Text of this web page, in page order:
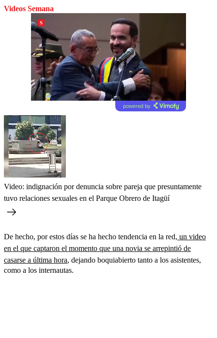
Videos Semana
powered by
Video: indignación por denuncia sobre pareja que presuntamente
tuvo relaciones sexuales en el Parque Obrero de Itagüí
De hecho, por estos días se ha hecho tendencia en la red, un video
en el que captaron el momento que una novia se arrepintió de
casarse a última hora, dejando boquiabierto tanto a los asistentes,
como a los internautas.